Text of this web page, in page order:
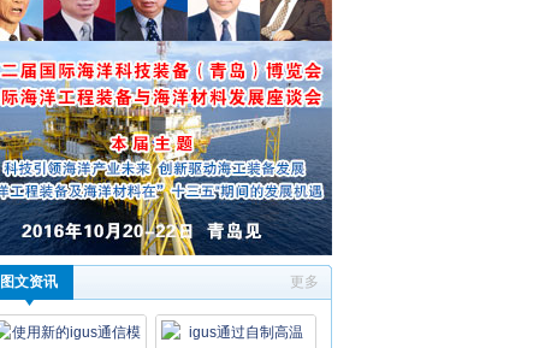
更多
图文资讯